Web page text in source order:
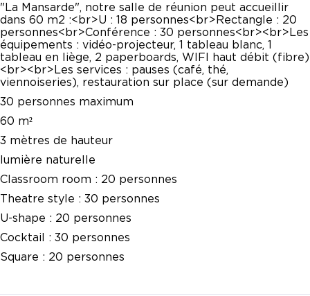
"La Mansarde", notre salle de réunion peut accueillir
dans 60 m2 :<br>U : 18 personnes<br>Rectangle : 20
personnes<br>Conférence : 30 personnes<br><br>Les
équipements : vidéo-projecteur, 1 tableau blanc, 1
tableau en liège, 2 paperboards, WIFI haut débit (fibre)
<br><br>Les services : pauses (café, thé,
viennoiseries), restauration sur place (sur demande)
30 personnes maximum
60 m²
3 mètres de hauteur
lumière naturelle
Classroom room : 20 personnes
Theatre style : 30 personnes
U-shape : 20 personnes
Cocktail : 30 personnes
Square : 20 personnes